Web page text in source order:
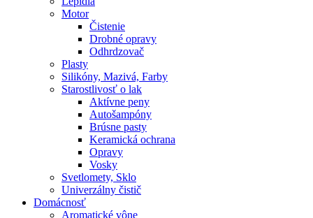
Motor
Čistenie
Drobné opravy
Odhrdzovač
Plasty
Silikóny, Mazivá, Farby
Starostlivosť o lak
Aktívne peny
Autošampóny
Brúsne pasty
Keramická ochrana
Opravy
Vosky
Svetlomety, Sklo
Univerzálny čistič
Domácnosť
Aromatické vône